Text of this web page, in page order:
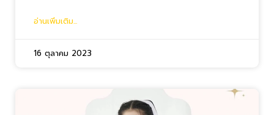
อ่านเพิ่มเติม...
16 ตุลาคม 2023